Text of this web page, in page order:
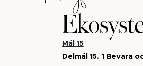
Mål 15
Delmål 15. 1 Bevara